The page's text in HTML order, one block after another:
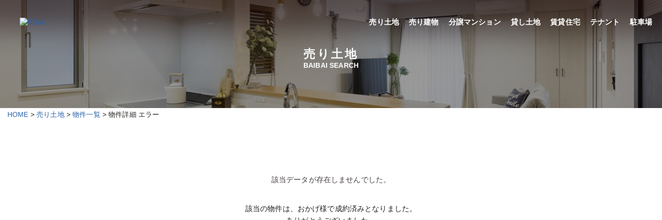
売り土地 売り建物 分譲マンション 貸し土地 賃貸住宅 テナント 駐車場
売り土地
BAIBAI SEARCH
HOME >売り土地>物件一覧> 物件詳細 エラー
該当データが存在しませんでした。
該当の物件は、おかげ様で成約済みとなりました。